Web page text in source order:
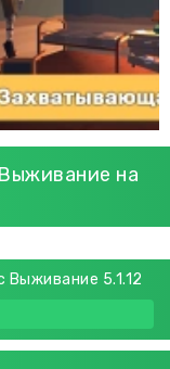
на
Выживание 5.1.12